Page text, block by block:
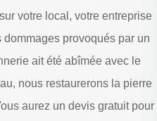
votre local, votre entreprise
provoqués par un
ait été abîmée avec le
nous restaurerons la pierre
aurez un devis gratuit pour